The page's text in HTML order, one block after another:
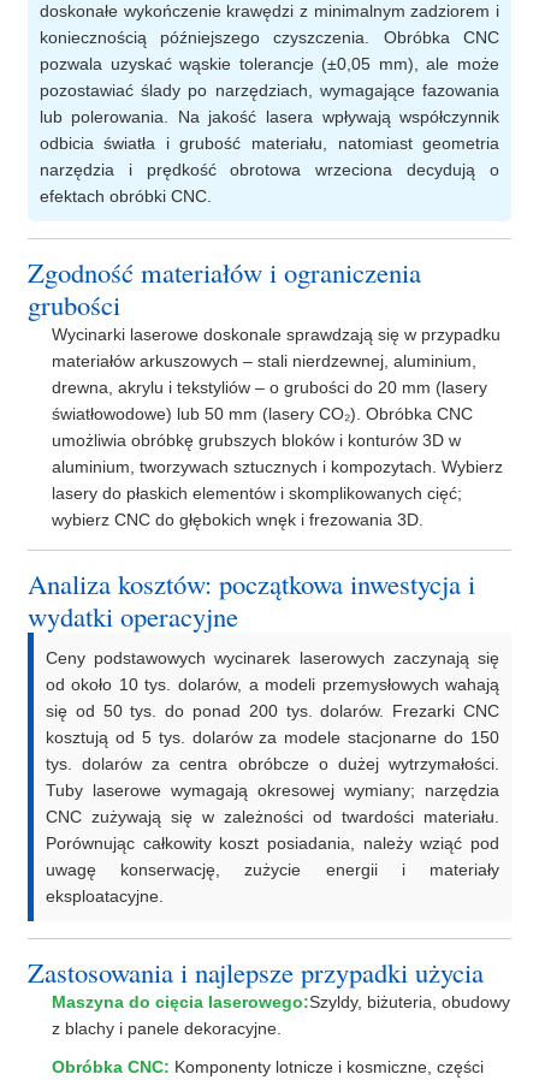
doskonałe wykończenie krawędzi z minimalnym zadziorem i
koniecznością późniejszego czyszczenia. Obróbka CNC
pozwala uzyskać wąskie tolerancje (±0,05 mm), ale może
pozostawiać ślady po narzędziach, wymagające fazowania
lub polerowania. Na jakość lasera wpływają współczynnik
odbicia światła i grubość materiału, natomiast geometria
narzędzia i prędkość obrotowa wrzeciona decydują o
efektach obróbki CNC.
Zgodność materiałów i ograniczenia
grubości
Wycinarki laserowe doskonale sprawdzają się w przypadku
materiałów arkuszowych – stali nierdzewnej, aluminium,
drewna, akrylu i tekstyliów – o grubości do 20 mm (lasery
światłowodowe) lub 50 mm (lasery CO₂). Obróbka CNC
umożliwia obróbkę grubszych bloków i konturów 3D w
aluminium, tworzywach sztucznych i kompozytach. Wybierz
lasery do płaskich elementów i skomplikowanych cięć;
wybierz CNC do głębokich wnęk i frezowania 3D.
Analiza kosztów: początkowa inwestycja i
wydatki operacyjne
Ceny podstawowych wycinarek laserowych zaczynają się
od około 10 tys. dolarów, a modeli przemysłowych wahają
się od 50 tys. do ponad 200 tys. dolarów. Frezarki CNC
kosztują od 5 tys. dolarów za modele stacjonarne do 150
tys. dolarów za centra obróbcze o dużej wytrzymałości.
Tuby laserowe wymagają okresowej wymiany; narzędzia
CNC zużywają się w zależności od twardości materiału.
Porównując całkowity koszt posiadania, należy wziąć pod
uwagę konserwację, zużycie energii i materiały
eksploatacyjne.
Zastosowania i najlepsze przypadki użycia
Maszyna do cięcia laserowego:Szyldy, biżuteria, obudowy
z blachy i panele dekoracyjne.
Obróbka CNC: Komponenty lotnicze i kosmiczne, części